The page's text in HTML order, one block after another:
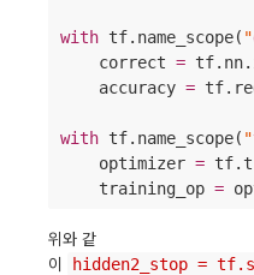
with tf.name_scope( "
    correct
=
    accuracy
=
with tf.name_scope( "
    optimizer
=
    training_op
=
위와 같
이
hidden2_stop =